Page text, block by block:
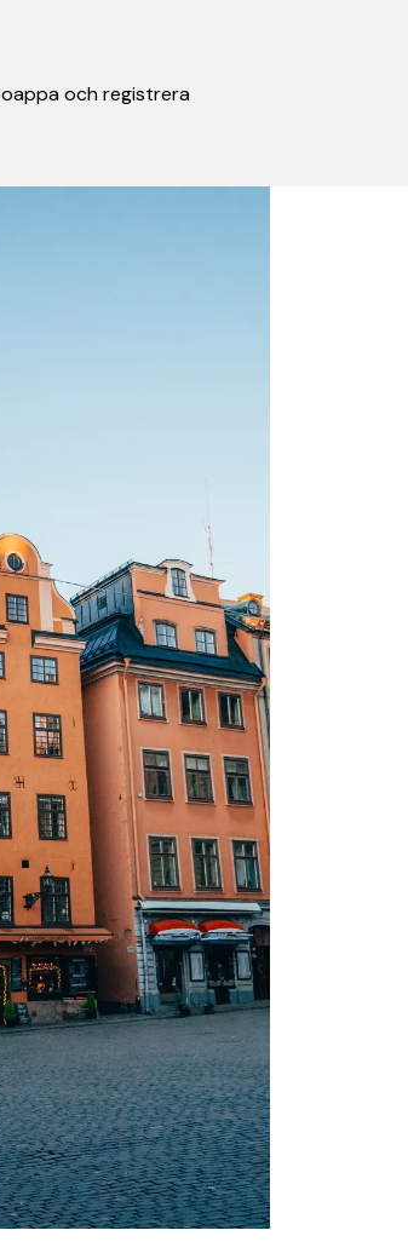
och registrera